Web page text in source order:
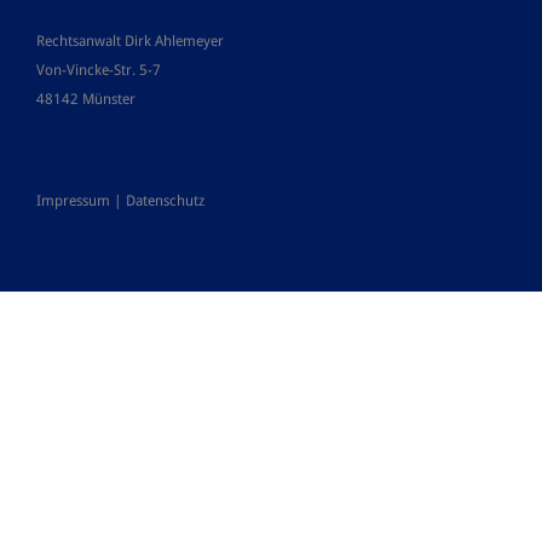
Rechtsanwalt Dirk Ahlemeyer
Von-Vincke-Str. 5-7
48142 Münster
Impressum Datenschutz